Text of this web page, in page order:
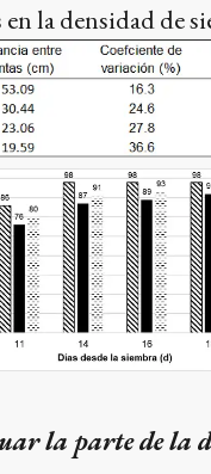
la densidad de
la parte de la